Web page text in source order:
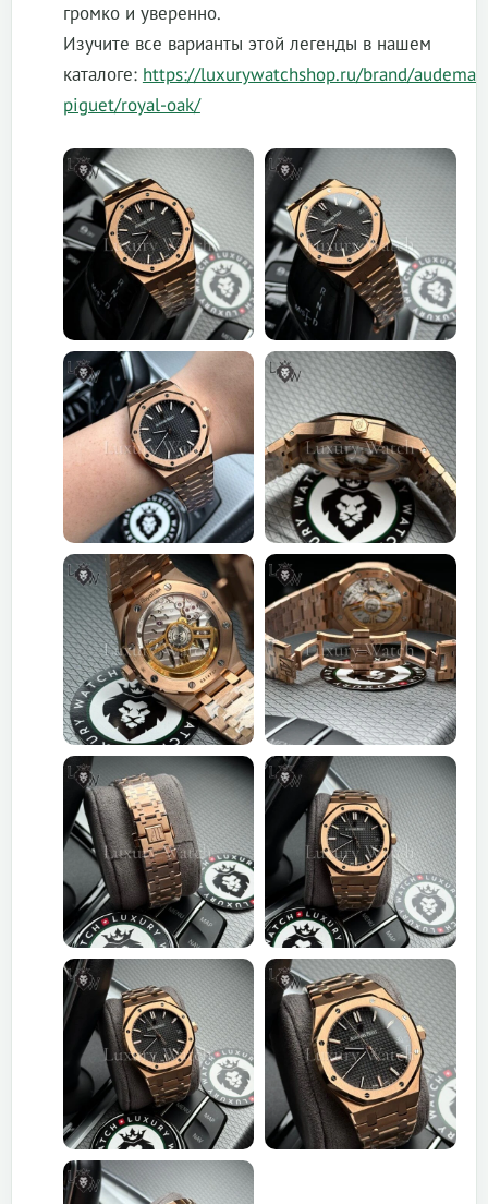
громко и уверенно.
Изучите все варианты этой легенды в нашем
каталоге: https://luxurywatchshop.ru/brand/
piguet/royal-oak/